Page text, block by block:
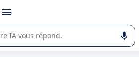
avec
dans l'utilisation ou la sélection de